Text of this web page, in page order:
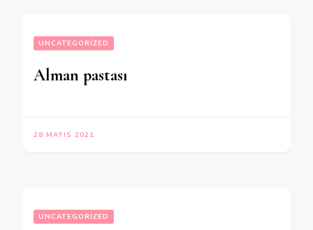
UNCATEGORIZED
Alman pastası
28 MAYIS 2021
UNCATEGORIZED